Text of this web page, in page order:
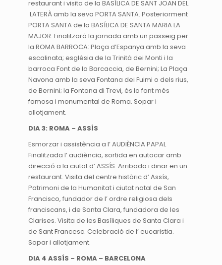
restaurant i visita de la BASÍLICA DE SANT JOAN DEL
LATERÀ amb la seva PORTA SANTA. Posteriorment
PORTA SANTA de la BASÍLICA DE SANTA MARIA LA
MAJOR. Finalitzarà la jornada amb un passeig per
la ROMA BARROCA: Plaça d’Espanya amb la seva
escalinata; església de la Trinità dei Monti i la
barroca Font de la Barcaccia, de Bernini; La Plaça
Navona amb la seva Fontana dei Fuimi o dels rius,
de Bernini; la Fontana di Trevi, és la font més
famosa i monumental de Roma. Sopar i
allotjament.
DIA 3: ROMA – ASSÍS
Esmorzar i assistència a l’ AUDIÈNCIA PAPAL
Finalitzada l’ audiència, sortida en autocar amb
direcció a la ciutat d’ ASSÍS. Arribada i dinar en un
restaurant. Visita del centre històric d’ Assís,
Patrimoni de la Humanitat i ciutat natal de San
Francisco, fundador de l’ ordre religiosa dels
franciscans, i de Santa Clara, fundadora de les
Clarises. Visita de les Basíliques de Santa Clara i
de Sant Francesc. Celebració de l’ eucaristia.
Sopar i allotjament.
DIA 4 ASSÍS – ROMA – BARCELONA